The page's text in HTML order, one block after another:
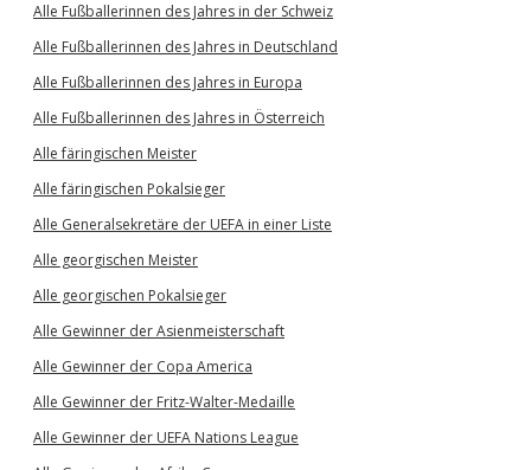
Alle Fußballerinnen des Jahres in der Schweiz
Alle Fußballerinnen des Jahres in Deutschland
Alle Fußballerinnen des Jahres in Europa
Alle Fußballerinnen des Jahres in Österreich
Alle färingischen Meister
Alle färingischen Pokalsieger
Alle Generalsekretäre der UEFA in einer Liste
Alle georgischen Meister
Alle georgischen Pokalsieger
Alle Gewinner der Asienmeisterschaft
Alle Gewinner der Copa America
Alle Gewinner der Fritz-Walter-Medaille
Alle Gewinner der UEFA Nations League